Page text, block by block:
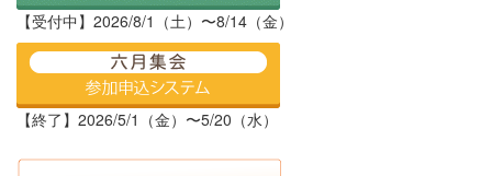
【受付中】2026/8/1（土）〜8/14（金）
【終了】2026/5/1（金）〜5/20（水）